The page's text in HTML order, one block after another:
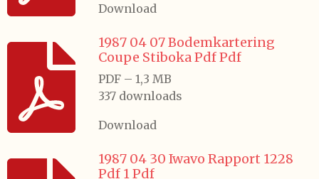
Download
1987 04 07 Bodemkartering
Coupe Stiboka Pdf Pdf
PDF – 1,3 MB
337 downloads
Download
1987 04 30 Iwavo Rapport 1228
Pdf 1 Pdf